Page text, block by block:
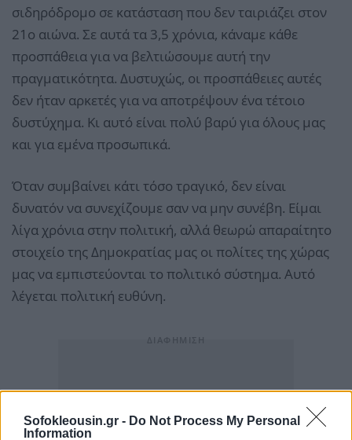
Sofokleousin.gr - Do Not Process My Personal
Information
σιδηρόδρομο σε κατάσταση που δεν ταιριάζει στον
21ο αιώνα. Σε αυτά τα 3,5 χρόνια, κάναμε κάθε
προσπάθεια για να βελτιώσουμε αυτή την
πραγματικότητα. Δυστυχώς, οι προσπάθειες αυτές
δεν ήταν αρκετές για να αποτρέψουν ένα τέτοιο
δυστύχημα. Κι αυτό είναι πολύ βαρύ για όλους μας
και για εμένα προσωπικά.
Όταν συμβαίνει κάτι τόσο τραγικό, δεν είναι
δυνατόν να συνεχίζουμε σαν να μην συνέβη. Είμαι
λίγα χρόνια στην πολιτική, αλλά θεωρώ απαραίτητο
στοιχείο της Δημοκρατίας μας οι πολίτες της χώρας
μας να εμπιστεύονται το πολιτικό σύστημα. Αυτό
λέγεται πολιτική ευθύνη.